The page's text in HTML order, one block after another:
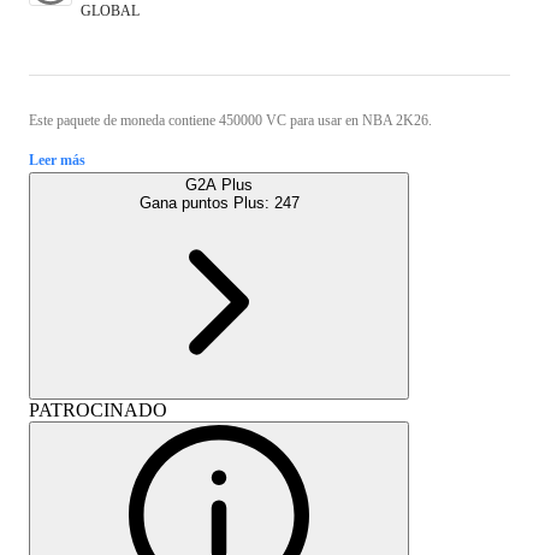
GLOBAL
Este paquete de moneda contiene 450000 VC para usar en NBA 2K26.
Leer más
G2A Plus
Gana puntos Plus: 247
PATROCINADO